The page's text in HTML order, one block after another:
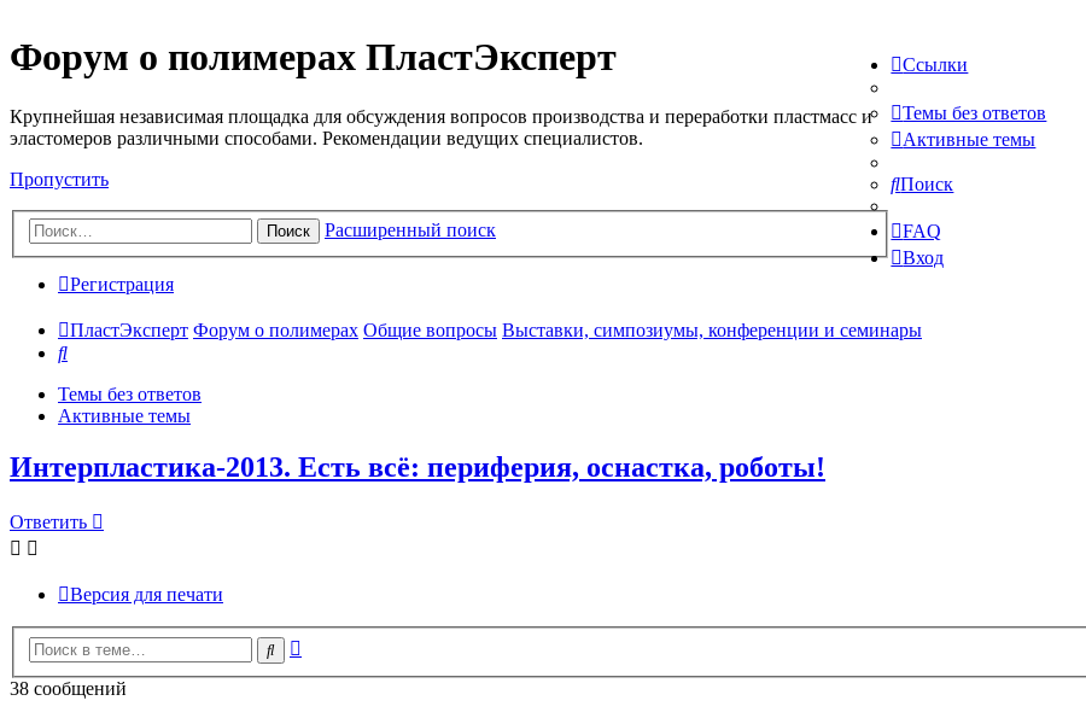
Форум о полимерах ПластЭксперт
Крупнейшая независимая площадка для обсуждения вопросов производства и переработки пластмасс и
эластомеров различными способами. Рекомендации ведущих специалистов.
Пропустить
Поиск Расширенный поиск
Ссылки
Темы без ответов
Активные темы
Поиск
FAQ
Вход
Регистрация
ПластЭксперт Форум о полимерах Общие вопросы Выставки, симпозиумы, конференции и семинары
Поиск
Темы без ответов
Активные темы
Интерпластика-2013. Есть всё: периферия, оснастка, роботы!
Ответить
Версия для печати
Поиск
38 сообщений